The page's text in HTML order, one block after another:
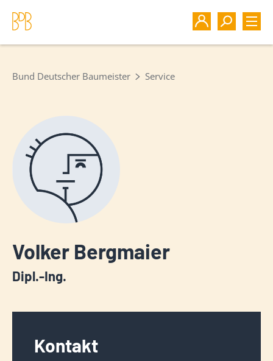
Bund Deutscher Baumeister Service
Volker Bergmaier
Dipl.-Ing.
Kontakt